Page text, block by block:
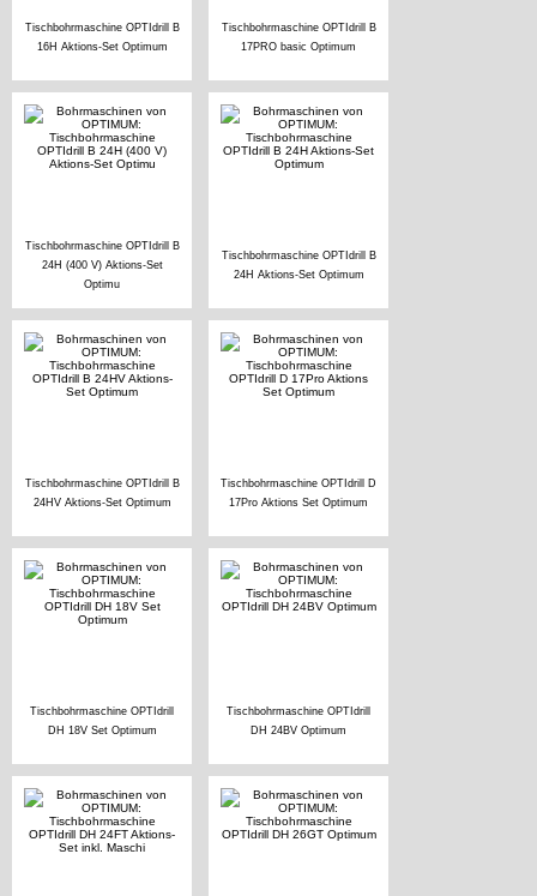
Tischbohrmaschine OPTIdrill B
16H Aktions-Set Optimum
Tischbohrmaschine OPTIdrill B
17PRO basic Optimum
Tischbohrmaschine OPTIdrill B
24H (400 V) Aktions-Set
Optimu
Tischbohrmaschine OPTIdrill B
24H Aktions-Set Optimum
Tischbohrmaschine OPTIdrill B
24HV Aktions-Set Optimum
Tischbohrmaschine OPTIdrill D
17Pro Aktions Set Optimum
Tischbohrmaschine OPTIdrill
DH 18V Set Optimum
Tischbohrmaschine OPTIdrill
DH 24BV Optimum